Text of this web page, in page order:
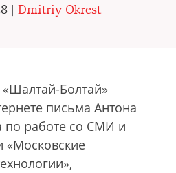
| Dmitriy Okrest
Болтай»
письма Антона
по работе со СМИ и
«Московские